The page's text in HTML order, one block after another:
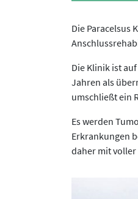
Die Paracelsus
Die Klinik ist
Jahren als
umschließt ein
Es werden
Erkrankungen
daher mit